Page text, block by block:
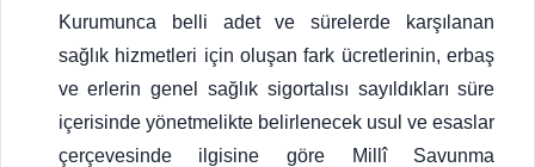
Kurumunca belli adet ve sürelerde karşılanan
sağlık hizmetleri için oluşan fark ücretlerinin, erbaş
ve erlerin genel sağlık sigortalısı sayıldıkları süre
içerisinde yönetmelikte belirlenecek usul ve esaslar
çerçevesinde ilgisine göre Millî Savunma